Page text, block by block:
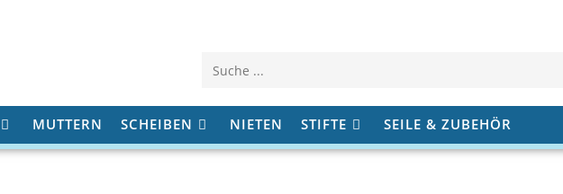
Diese
Website
durchsuchen
MUTTERN SCHEIBEN NIETEN STIFTE SEILE & ZUBEHÖR